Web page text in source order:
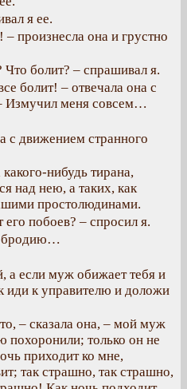
я ее.
произнесла она и грустно
Что болит? – спрашивал я.
болит! – отвечала она с
Измучил меня совсем…
с движением странного
нибудь тирана,
над нею, а таких, как
простолюдинами.
побоев? – спросил я.
а если муж обижает тебя и
иди к управителю и доложи
– сказала она, – мой муж
только он не
приходит ко мне,
так страшно, так страшно,